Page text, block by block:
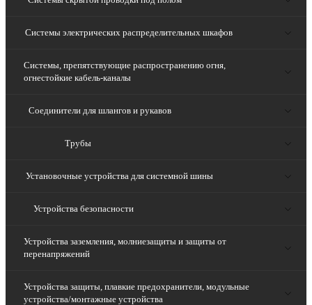
Системы электрических распределительных шкафов
Системы, препятствующие распространению огня,
огнестойкие кабель-каналы
Соединители для шлангов и рукавов
Трубы
Установочные устройства для системной шины
Устройства безопасности
Устройства заземления, молниезащиты и защиты от
перенапряжений
Устройства защиты, плавкие предохранители, модульные
устройства/монтажные устройства